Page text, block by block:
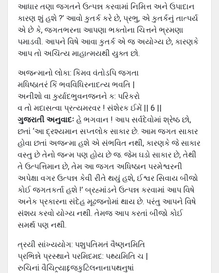
આધાર તણા જગતને ઉત્પન્ન કરવામાં નિમિત્ત અને ઉપાદાન
કારણ શું હશે ?’ આવો કુતર્ક કરે છે, પ્રભુ, એ કુતર્કનું તાત્પર્ય
એ છે કે, જગતભરના આપણા ભક્તોના ચિત્તને ભ્રમણા
પમાડવી. આપને વિષે આવા કુતર્ક એ જ અયોગ્ય છે, કારણકે
આપ તો અચિંત્ય માહાત્મયથી યુક્ત છો.
અજન્માનો લોકા: કિમવ વંતોડપિ જગતા
મધિષ્ઠાતરં કિં ભવવિધિરનાદત્ય ભવતિ |
અનીશો વા કુર્યાદભુવનજનને ક: પરિકરો
વ તો મદાસત્વા પ્રત્યમરવર ! સંશેરક ઈમેં || 6 ||
ગુજરાતી અનુવાદઃ હે ભગવાન ! આપ સર્વદેવોમાં શ્રેષ્ઠ છો,
છતાં ‘આ દ્રશ્યમાન સપ્તલોક સાકાર છે. આમ જગત સાકાર
હોવા છતાં અજન્મા હશે એ સંભવિત નથી, કારણકે જે સાકાર
વસ્તુ છે તેનો જન્મ પણ હોય છે જ. જેમ ઘડો સાકાર છે, તેથી
તે ઉત્પત્તિમાન છે, તેમ આ જગત અધિષ્ઠાન પરમેશ્વરની
અપેક્ષા વગર ઉત્પન્ન કેવી રીતે થયું હશે, ઈશ્વર સિવાય બીજો
કોઈ જગતકર્તા હશે !’ બ્રહ્માંડને ઉત્પન્ન કરવામાં આપ વિષે
અનેક પ્રકારના સંદેહ મૂઢજનોમાં થાય છે. પરંતુ આપને વિષે
સંશય કરવો યોગ્ય નથી. તેમજ આપ કરતાં બીજો કોઈ
સમર્થ પણ નથી.
ત્રયી સાંખ્યયોગ: પશુપતિમતં વૈષ્ણનમિતિ
પ્રભિન્ને પ્રસ્થાને પરમિદમદ: પથ્યમિતિ ચ |
રુચિનાં વૈચિત્ર્યાદ્દજકુટિલનાનાપથનુષાં